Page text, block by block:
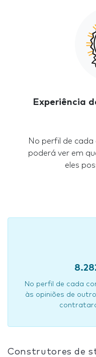
Experiência
No perfil de
poderá ver em
eles
No perfil de cada
às opiniões de
Construtores de